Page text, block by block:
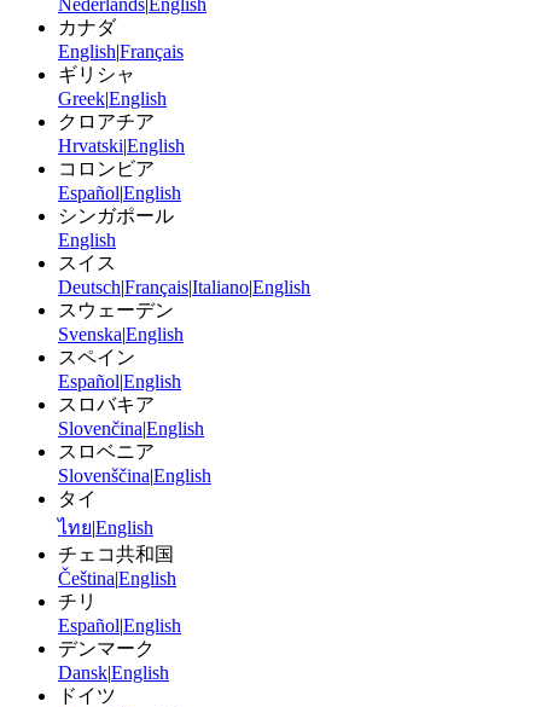
カナダ
English|Français
ギリシャ
Greek|English
クロアチア
Hrvatski|English
コロンビア
Español|English
シンガポール
English
スイス
Deutsch|Français|Italiano|English
スウェーデン
Svenska|English
スペイン
Español|English
スロバキア
Slovenčina|English
スロベニア
Slovenščina|English
タイ
ไทย|English
チェコ共和国
Čeština|English
チリ
Español|English
デンマーク
Dansk|English
ドイツ